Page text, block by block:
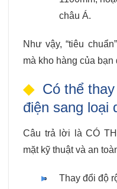
châu Á.
Như vậy, “tiêu
mà kho hàng của bạn
Có thể
điện sang loại
Câu trả lời là CÓ
mặt kỹ thuật và an
Thay đổi độ